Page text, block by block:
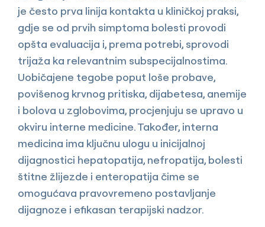
je često prva linija kontakta u kliničkoj praksi,
gdje se od prvih simptoma bolesti provodi
opšta evaluacija i, prema potrebi, sprovodi
trijaža ka relevantnim subspecijalnostima.
Uobičajene tegobe poput loše probave,
povišenog krvnog pritiska, dijabetesa, anemije
i bolova u zglobovima, procjenjuju se upravo u
okviru interne medicine. Također, interna
medicina ima ključnu ulogu u inicijalnoj
dijagnostici hepatopatija, nefropatija, bolesti
štitne žlijezde i enteropatija čime se
omogućava pravovremeno postavljanje
dijagnoze i efikasan terapijski nadzor.